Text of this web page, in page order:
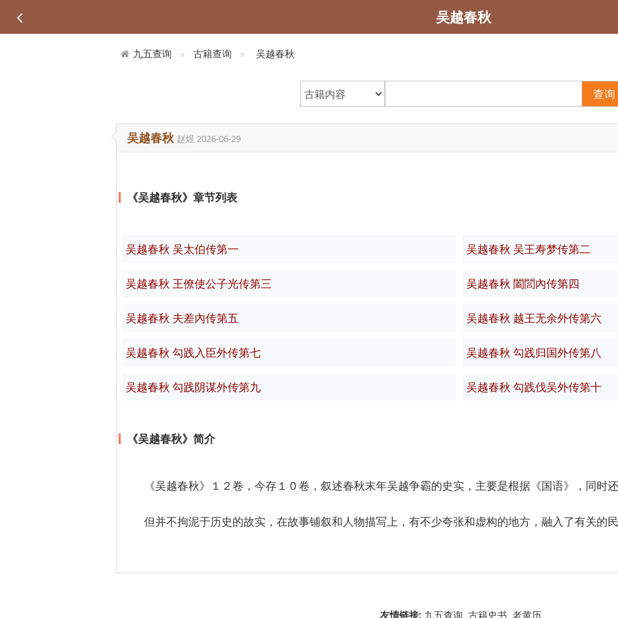
吴越春秋
九五查询 古籍查询 吴越春秋
查询
吴越春秋 赵煜 2026-06-29
《吴越春秋》章节列表
吴越春秋 吴太伯传第一 吴越春秋 吴王寿梦传第二
吴越春秋 王僚使公子光传第三 吴越春秋 闔閭內传第四
吴越春秋 夫差內传第五 吴越春秋 越王无余外传第六
吴越春秋 勾践入臣外传第七 吴越春秋 勾践归国外传第八
吴越春秋 勾践阴谋外传第九 吴越春秋 勾践伐吴外传第十
《吴越春秋》简介
《吴越春秋》１２卷，今存１０卷，叙述春秋末年吴越争霸的史实，主要是根据《国语》，同时
但并不拘泥于历史的故实，在故事铺叙和人物描写上，有不少夸张和虚构的地方，融入了有关的
友情链接: 九五查询 古籍史书 老黄历